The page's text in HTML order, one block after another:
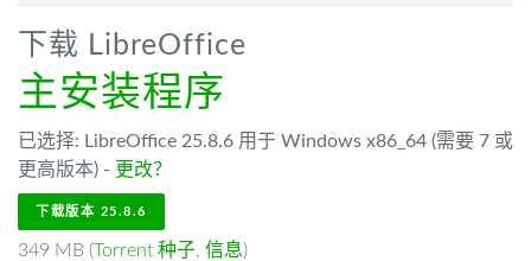
下载 LibreOffice
主安装程序
已选择: LibreOffice 25.8.6 用于 Windows x86_64 (需要 7 或
更高版本) - 更改？
下载版本 25.8.6
349 MB (Torrent 种子, 信息)